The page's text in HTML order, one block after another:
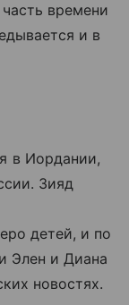
времени
и в
в Иордании,
Зияд
детей, и по
Элен и Диана
новостях.